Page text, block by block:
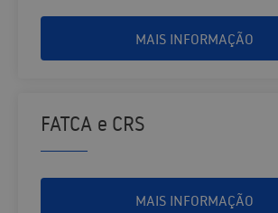
MAIS INFORMAÇÃO
FATCA e CRS
MAIS INFORMAÇÃO